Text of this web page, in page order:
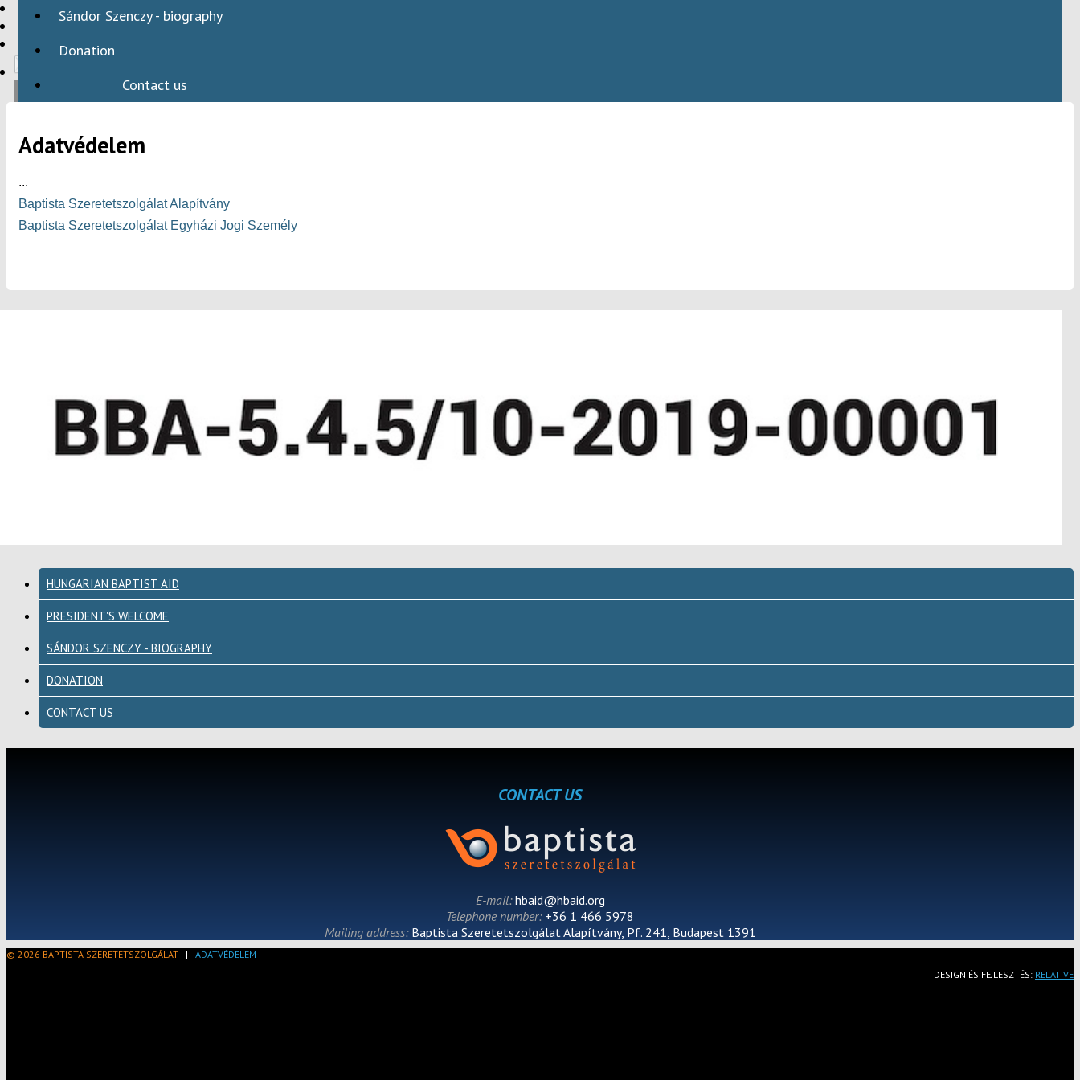
HBAID
DOMESTIC PROGRAMS
INTERNATIONAL PROGRAMS
HU
Sándor Szenczy - biography
Donation
Contact us
Adatvédelem
...
Baptista Szeretetszolgálat Alapítvány
Baptista Szeretetszolgálat Egyházi Jogi Személy
HUNGARIAN BAPTIST AID
PRESIDENT'S WELCOME
SÁNDOR SZENCZY - BIOGRAPHY
DONATION
CONTACT US
CONTACT US
E-mail:hbaid@hbaid.org
Telephone number: +36 1 466 5978
Mailing address: Baptista Szeretetszolgálat Alapítvány, Pf. 241, Budapest 1391
© 2026 BAPTISTA SZERETETSZOLGÁLAT | ADATVÉDELEM
DESIGN ÉS FEJLESZTÉS: RELATIVE